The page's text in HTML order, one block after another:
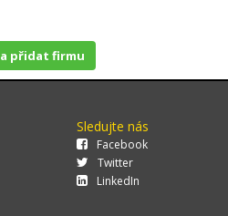
přidat firmu
Sledujte nás
Facebook
Twitter
LinkedIn